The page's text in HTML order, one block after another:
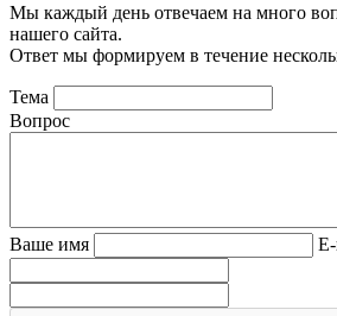
Мы каждый день отвечаем на много
нашего сайта.
Ответ мы формируем в течение
Тема
Вопрос
Ваше имя